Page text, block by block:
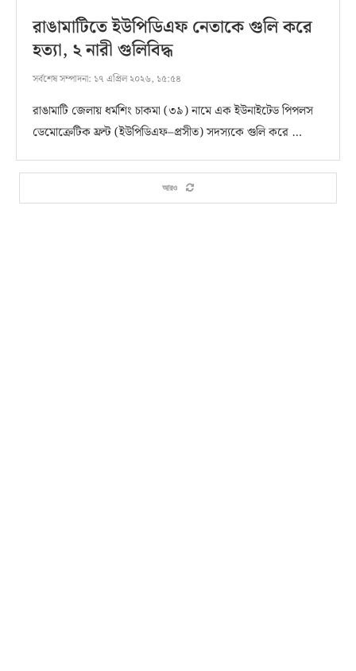
রাঙামাটিতে ইউপিডিএফ নেতাকে গুলি করে
হত্যা, ২ নারী গুলিবিদ্ধ
সর্বশেষ সম্পাদনা: ১৭ এপ্রিল ২০২৬, ১৫:৫৪
রাঙামাটি জেলায় ধর্মশিং চাকমা (৩৯) নামে এক ইউনাইটেড পিপলস
ডেমোক্রেটিক ফ্রন্ট (ইউপিডিএফ–প্রসীত) সদস্যকে গুলি করে …
আরও